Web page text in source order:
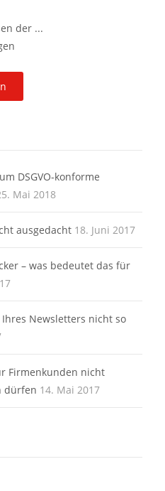
der ...
DSGVO-konforme
Mai 2018
ausgedacht 18. Juni 2017
– was bedeutet das für
Newsletters nicht so
Firmenkunden nicht
dürfen 14. Mai 2017